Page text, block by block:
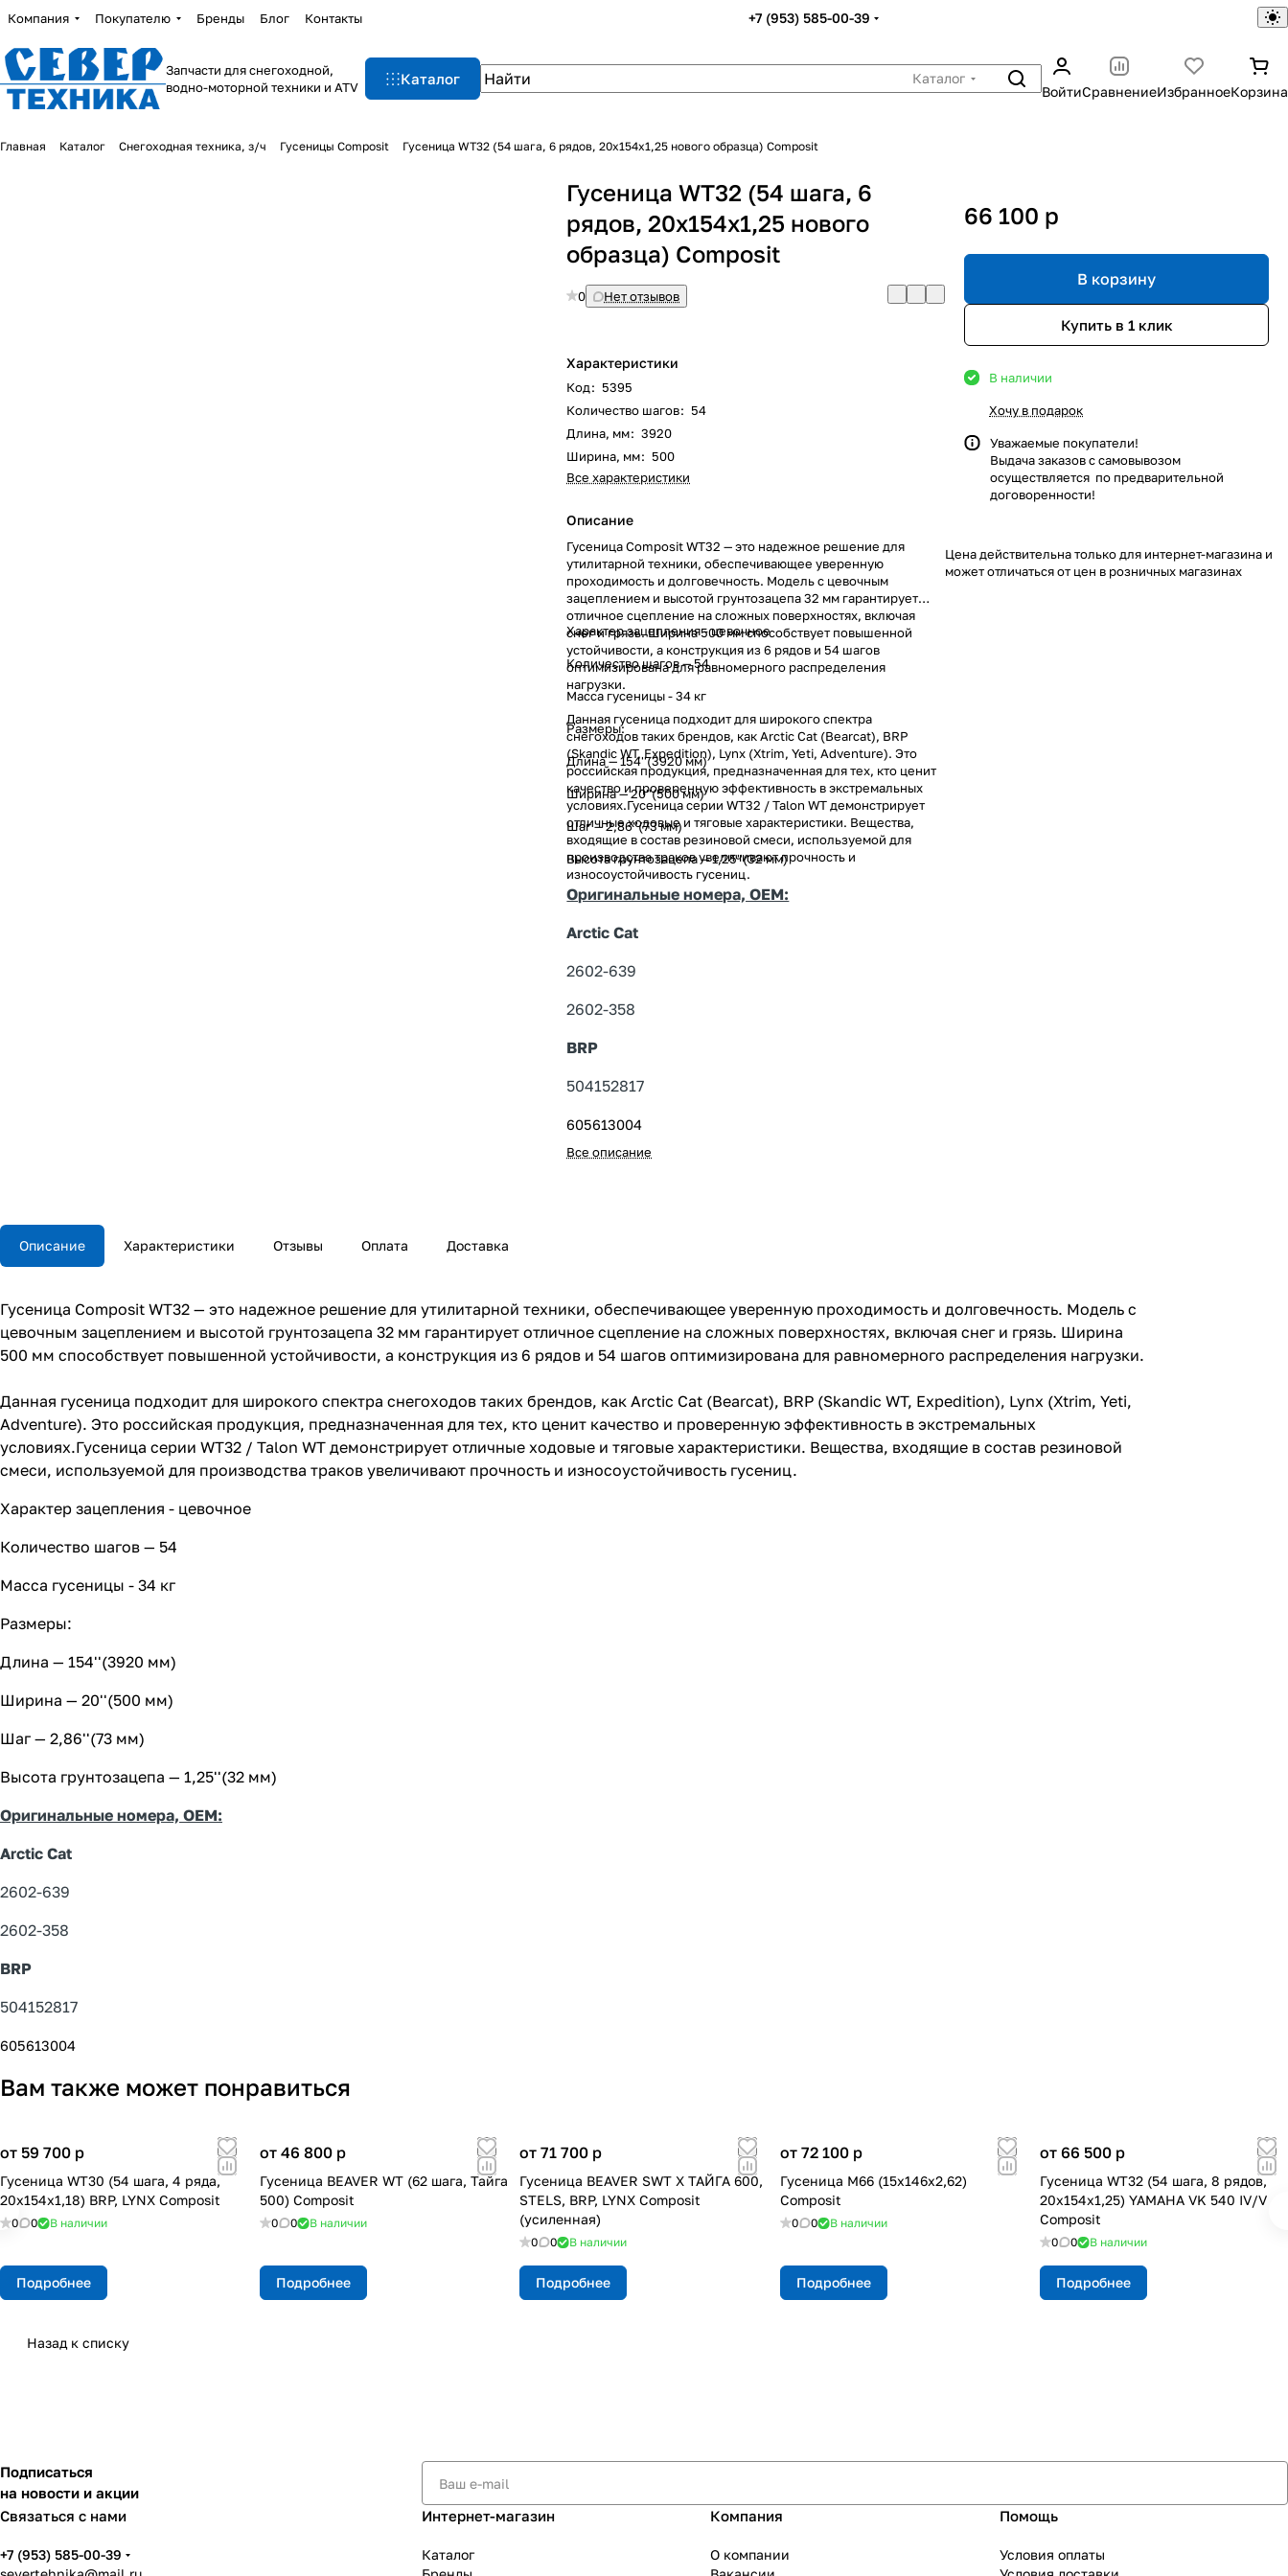
Компания Покупателю Бренды Блог Контакты +7 (953) 585-00-39
Запчасти для снегоходной,
водно-моторной техники и ATV
Каталог
Каталог
ВойтиСравнениеИзбранноеКорзина
Главная Каталог Снегоходная техника, з/ч Гусеницы Composit Гусеница WT32 (54 шага, 6 рядов, 20х154х1,25 нового образца) Composit
Гусеница WT32 (54 шага, 6
рядов, 20х154х1,25 нового
образца) Composit
0 Нет отзывов
Характеристики
Код: 5395
Количество шагов: 54
Длина, мм: 3920
Ширина, мм: 500
Все характеристики
Описание
Гусеница Composit WT32 — это надежное решение для
утилитарной техники, обеспечивающее уверенную
проходимость и долговечность. Модель с цевочным
зацеплением и высотой грунтозацепа 32 мм гарантирует
отличное сцепление на сложных поверхностях, включая
снег и грязь. Ширина 500 мм способствует повышенной
устойчивости, а конструкция из 6 рядов и 54 шагов
оптимизирована для равномерного распределения
нагрузки.
Данная гусеница подходит для широкого спектра
снегоходов таких брендов, как Arctic Cat (Bearcat), BRP
(Skandic WT, Expedition), Lynx (Xtrim, Yeti, Adventure). Это
российская продукция, предназначенная для тех, кто ценит
качество и проверенную эффективность в экстремальных
условиях.Гусеница серии WT32 / Talon WT демонстрирует
отличные ходовые и тяговые характеристики. Вещества,
входящие в состав резиновой смеси, используемой для
производства траков увеличивают прочность и
износоустойчивость гусениц.
Характер зацепления - цевочное
Количество шагов — 54
Масса гусеницы - 34 кг
Размеры:
Длина — 154''(3920 мм)
Ширина — 20''(500 мм)
Шаг — 2,86''(73 мм)
Высота грунтозацепа — 1,25''(32 мм)
Оригинальные номера, OEM:
Arctic Cat
2602-639
2602-358
BRP
504152817
605613004
Все описание
66 100 p
В корзину
Купить в 1 клик
В наличии
Хочу в подарок
Уважаемые покупатели!
Выдача заказов с самовывозом
осуществляется по предварительной
договоренности!
Цена действительна только для интернет-магазина и
может отличаться от цен в розничных магазинах
Описание Характеристики Отзывы Оплата Доставка
Гусеница Composit WT32 — это надежное решение для утилитарной техники, обеспечивающее уверенную проходимость и долговечность. Модель с
цевочным зацеплением и высотой грунтозацепа 32 мм гарантирует отличное сцепление на сложных поверхностях, включая снег и грязь. Ширина
500 мм способствует повышенной устойчивости, а конструкция из 6 рядов и 54 шагов оптимизирована для равномерного распределения нагрузки.
Данная гусеница подходит для широкого спектра снегоходов таких брендов, как Arctic Cat (Bearcat), BRP (Skandic WT, Expedition), Lynx (Xtrim, Yeti,
Adventure). Это российская продукция, предназначенная для тех, кто ценит качество и проверенную эффективность в экстремальных
условиях.Гусеница серии WT32 / Talon WT демонстрирует отличные ходовые и тяговые характеристики. Вещества, входящие в состав резиновой
смеси, используемой для производства траков увеличивают прочность и износоустойчивость гусениц.
Характер зацепления - цевочное
Количество шагов — 54
Масса гусеницы - 34 кг
Размеры:
Длина — 154''(3920 мм)
Ширина — 20''(500 мм)
Шаг — 2,86''(73 мм)
Высота грунтозацепа — 1,25''(32 мм)
Оригинальные номера, OEM:
Arctic Cat
2602-639
2602-358
BRP
504152817
605613004
Вам также может понравиться
от 59 700 p
Гусеница WT30 (54 шага, 4 ряда,
20х154х1,18) BRP, LYNX Composit
0 0 В наличии
Подробнее
от 46 800 p
Гусеница BEAVER WT (62 шага, Тайга
500) Composit
0 0 В наличии
Подробнее
от 71 700 p
Гусеница BEAVER SWT X ТАЙГА 600,
STELS, BRP, LYNX Composit
(усиленная)
0 0 В наличии
Подробнее
от 72 100 p
Гусеница M66 (15х146х2,62)
Composit
0 0 В наличии
Подробнее
от 66 500 p
Гусеница WT32 (54 шага, 8 рядов,
20х154х1,25) YAMAHA VK 540 IV/V
Composit
0 0 В наличии
Подробнее
Назад к списку
Подписаться
на новости и акции
Связаться с нами
+7 (953) 585-00-39
Интернет-магазин
Каталог
Компания
О компании
Помощь
Условия оплаты